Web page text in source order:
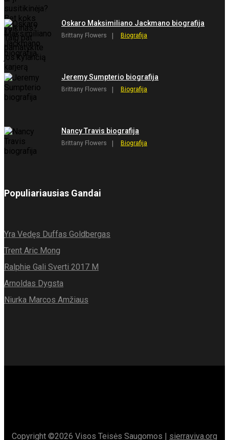
Oskaro Maksimiliano Jackmano biografija
Brittany Flowers Biografija
Jeremy Sumpterio biografija
Brittany Flowers Biografija
Nancy Travis biografija
Brittany Flowers Biografija
Populiariausias Gandai
Yra Vedęs Duffas Goldbergas
Trent Aric Mong
Ralphie Gali Sverti 2017 M
Arnoldas Dygsta
Niurka Marcos Amžiaus
Copyright ©2026 Visos Teisės Saugomos | sierraviva.org